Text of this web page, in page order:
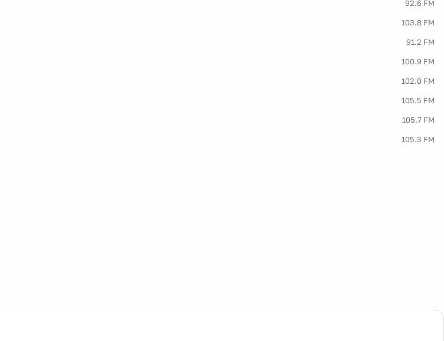
92.6 FM
103.8 FM
91.2 FM
100.9 FM
102.0 FM
105.5 FM
105.7 FM
105.3 FM